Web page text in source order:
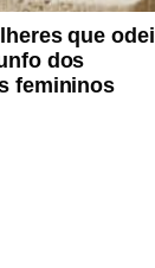
que
dos
femininos